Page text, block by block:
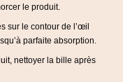
le produit.
sur le contour de l’œil
parfaite absorption.
nettoyer la bille après